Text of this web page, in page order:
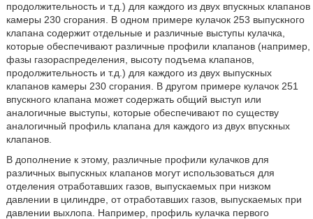
продолжительность и т.д.) для каждого из двух впускных клапанов
камеры 230 сгорания. В одном примере кулачок 253 выпускного
клапана содержит отдельные и различные выступы кулачка,
которые обеспечивают различные профили клапанов (например,
фазы газораспределения, высоту подъема клапанов,
продолжительность и т.д.) для каждого из двух выпускных
клапанов камеры 230 сгорания. В другом примере кулачок 251
впускного клапана может содержать общий выступ или
аналогичные выступы, которые обеспечивают по существу
аналогичный профиль клапана для каждого из двух впускных
клапанов.
В дополнение к этому, различные профили кулачков для
различных выпускных клапанов могут использоваться для
отделения отработавших газов, выпускаемых при низком
давлении в цилиндре, от отработавших газов, выпускаемых при
давлении выхлопа. Например, профиль кулачка первого